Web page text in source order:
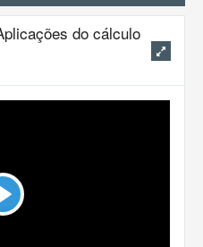
do cálculo
Play